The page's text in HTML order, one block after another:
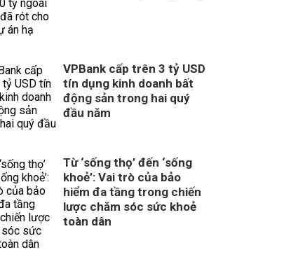
VPBank cấp trên 3 tỷ USD
tín dụng kinh doanh bất
động sản trong hai quý
đầu năm
Từ ‘sống thọ’ đến ‘sống
khoẻ’: Vai trò của bảo
hiểm đa tầng trong chiến
lược chăm sóc sức khoẻ
toàn dân